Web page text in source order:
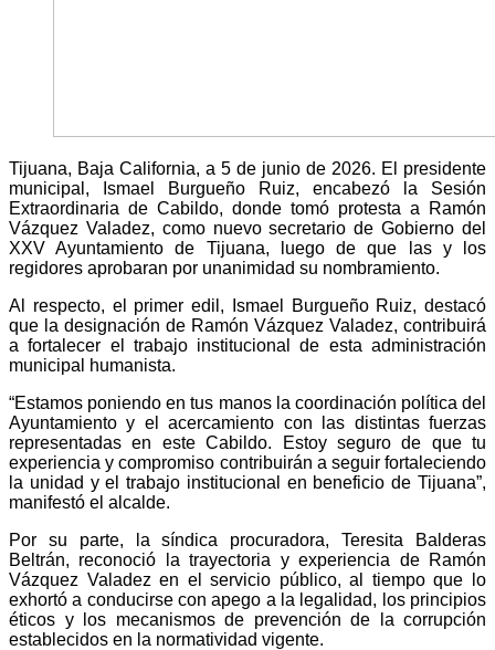
Tijuana, Baja California, a 5 de junio de 2026. El presidente
municipal, Ismael Burgueño Ruiz, encabezó la Sesión
Extraordinaria de Cabildo, donde tomó protesta a Ramón
Vázquez Valadez, como nuevo secretario de Gobierno del
XXV Ayuntamiento de Tijuana, luego de que las y los
regidores aprobaran por unanimidad su nombramiento.
Al respecto, el primer edil, Ismael Burgueño Ruiz, destacó
que la designación de Ramón Vázquez Valadez, contribuirá
a fortalecer el trabajo institucional de esta administración
municipal humanista.
“Estamos poniendo en tus manos la coordinación política del
Ayuntamiento y el acercamiento con las distintas fuerzas
representadas en este Cabildo. Estoy seguro de que tu
experiencia y compromiso contribuirán a seguir fortaleciendo
la unidad y el trabajo institucional en beneficio de Tijuana”,
manifestó el alcalde.
Por su parte, la síndica procuradora, Teresita Balderas
Beltrán, reconoció la trayectoria y experiencia de Ramón
Vázquez Valadez en el servicio público, al tiempo que lo
exhortó a conducirse con apego a la legalidad, los principios
éticos y los mecanismos de prevención de la corrupción
establecidos en la normatividad vigente.